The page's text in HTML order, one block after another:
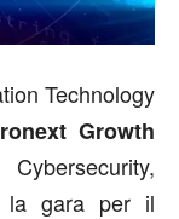
Technology
Growth
la gara per il